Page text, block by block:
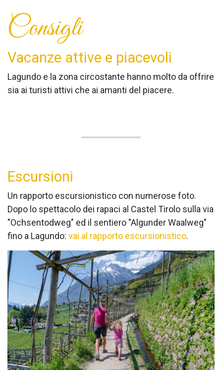
Consigli
Vacanze attive e piacevoli
Lagundo e la zona circostante hanno molto da offrire
sia ai turisti attivi che ai amanti del piacere.
Escursioni
Un rapporto escursionistico con numerose foto.
Dopo lo spettacolo dei rapaci al Castel Tirolo sulla via
"Ochsentodweg" ed il sentiero "Algunder Waalweg"
fino a Lagundo: vai al rapporto escursionistico.